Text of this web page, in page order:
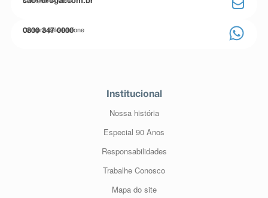
Compre pelo telefone
0800 347 0000
Institucional
Nossa história
Especial 90 Anos
Responsabilidades
Trabalhe Conosco
Mapa do site